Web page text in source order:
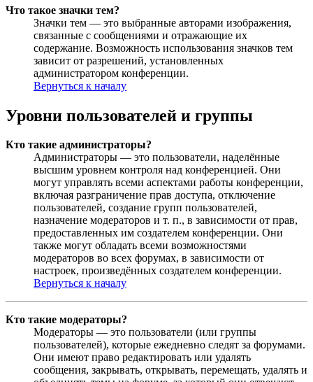
Что такое значки тем?
Значки тем — это выбранные авторами изображения,
связанные с сообщениями и отражающие их
содержание. Возможность использования значков тем
зависит от разрешений, установленных
администратором конференции.
Вернуться к началу
Уровни пользователей и группы
Кто такие администраторы?
Администраторы — это пользователи, наделённые
высшим уровнем контроля над конференцией. Они
могут управлять всеми аспектами работы конференции,
включая разграничение прав доступа, отключение
пользователей, создание групп пользователей,
назначение модераторов и т. п., в зависимости от прав,
предоставленных им создателем конференции. Они
также могут обладать всеми возможностями
модераторов во всех форумах, в зависимости от
настроек, произведённых создателем конференции.
Вернуться к началу
Кто такие модераторы?
Модераторы — это пользователи (или группы
пользователей), которые ежедневно следят за форумами.
Они имеют право редактировать или удалять
сообщения, закрывать, открывать, перемещать, удалять и